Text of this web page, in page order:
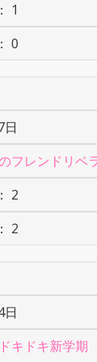
1
0
日
フレンドリベ
2
2
日
キドキ新学期